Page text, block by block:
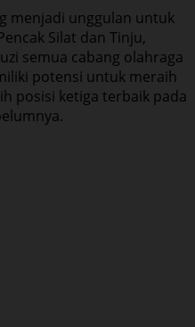
menjadi unggulan untuk
Silat dan Tinju,
semua cabang olahraga
potensi untuk meraih
posisi ketiga terbaik pada